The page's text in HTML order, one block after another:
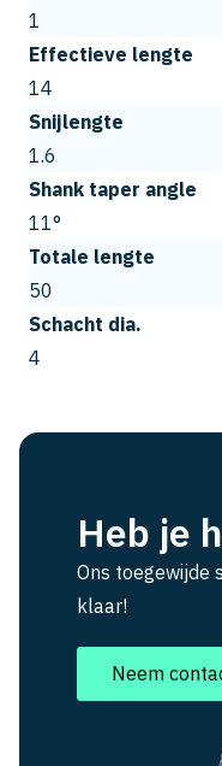
1
Effectieve lengte
14
Snijlengte
1.6
Shank taper angle
11°
Totale lengte
50
Schacht dia.
4
Heb je
Ons toegewijde
klaar!
Neem